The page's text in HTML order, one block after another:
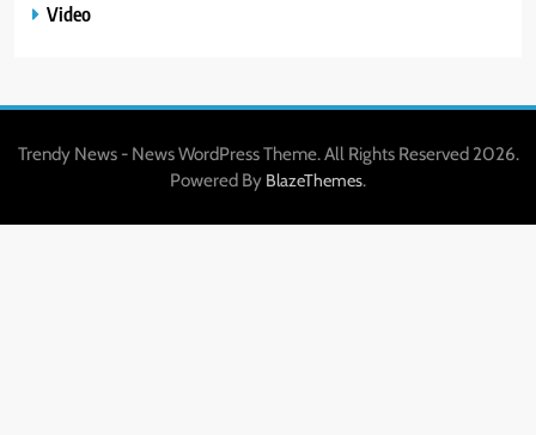
Video
Trendy News - News WordPress Theme. All Rights Reserved 2026.
Powered By BlazeThemes.